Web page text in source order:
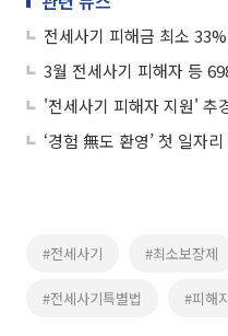
전세사기 피해금 최소
‘경험 無도 환영’ 첫 일자
#전세사기 #최소보장제
#전세사기특별법 #피해